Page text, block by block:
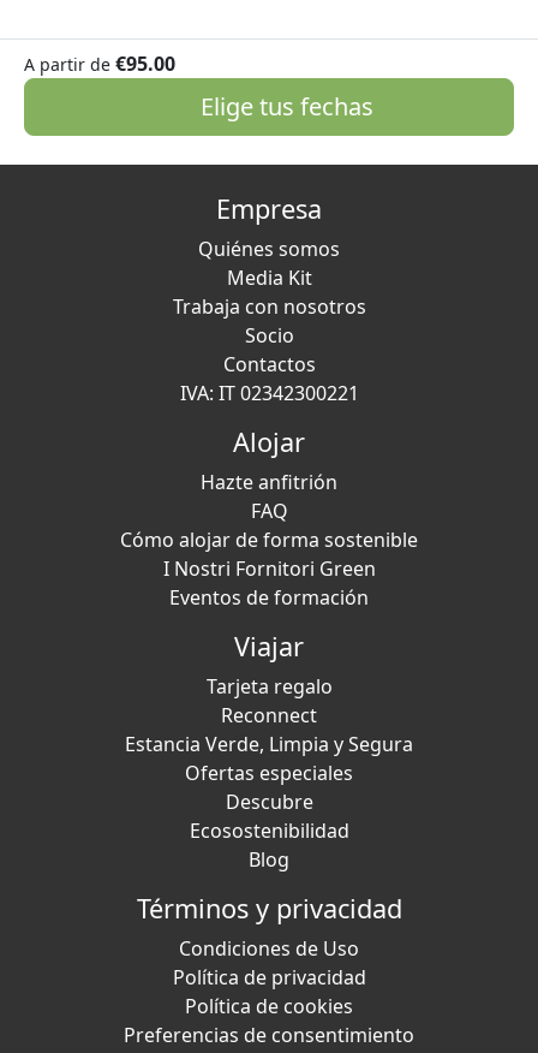
A partir de €95.00
Elige tus fechas
Empresa
Quiénes somos
Media Kit
Trabaja con nosotros
Socio
Contactos
IVA: IT 02342300221
Alojar
Hazte anfitrión
FAQ
Cómo alojar de forma sostenible
I Nostri Fornitori Green
Eventos de formación
Viajar
Tarjeta regalo
Reconnect
Estancia Verde, Limpia y Segura
Ofertas especiales
Descubre
Ecosostenibilidad
Blog
Términos y privacidad
Condiciones de Uso
Política de privacidad
Política de cookies
Preferencias de consentimiento